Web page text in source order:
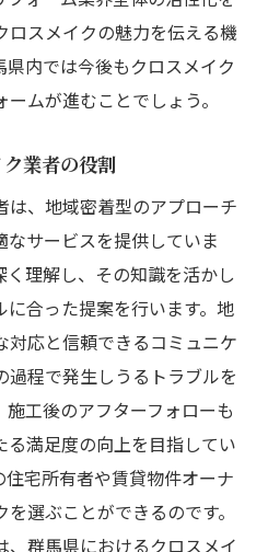
メイク群馬県での取り組み
たクロスメイクの利点
境に与えるポジティブな
善を目指すクロスメイク
に優しいクロスメイク事
フスタイルを支えるクロ
えるクロスメイクの可能
馬県の住宅市場にもたら
スメイクの魅力を伝える機
内では今後もクロスメイク
ムが進むことでしょう。
業者の役割
、地域密着型のアプローチ
サービスを提供していま
理解し、その知識を活かし
合った提案を行います。地
応と信頼できるコミュニケ
程で発生しうるトラブルを
工後のアフターフォローも
満足度の向上を目指してい
住宅所有者や賃貸物件オーナ
選ぶことができるのです。
群馬県におけるクロスメイ